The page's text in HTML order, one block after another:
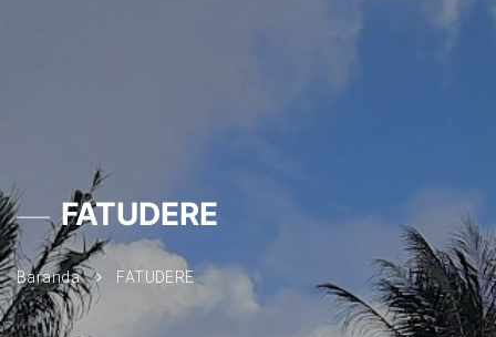
FATUDERE
Baranda FATUDERE